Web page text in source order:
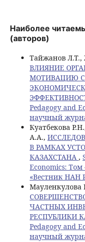
Наиболее
(авторов)
Тайжанов
ВЛИЯНИЕ
МОТИВАЦИЮ
Pedagogy and
научный
Куатбекова
А.А.,
В РАМКАХ
КАЗАХСТАНА ,
Economics:
«Вестник НАН
Мауленкулова
ЧАСТНЫХ
РЕСПУБЛИКИ
Pedagogy and
научный